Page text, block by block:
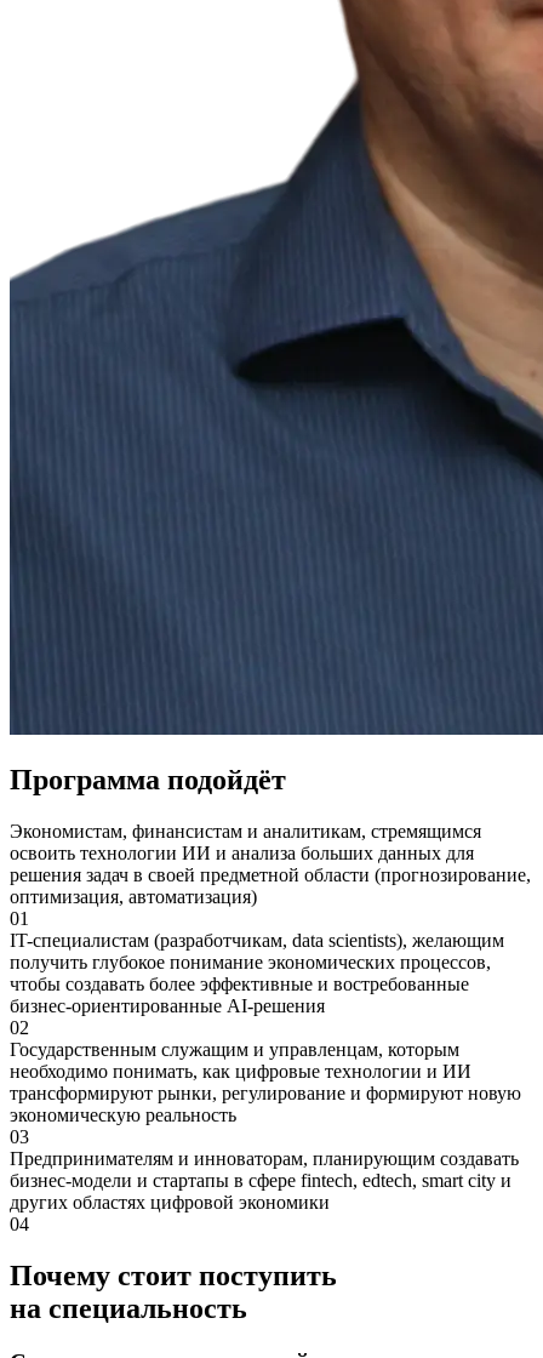
Программа подойдёт
Экономистам, финансистам и аналитикам, стремящимся
освоить технологии ИИ и анализа больших данных для
решения задач в своей предметной области (прогнозирование,
оптимизация, автоматизация)
01
IT-специалистам (разработчикам, data scientists), желающим
получить глубокое понимание экономических процессов,
чтобы создавать более эффективные и востребованные
бизнес-ориентированные AI-решения
02
Государственным служащим и управленцам, которым
необходимо понимать, как цифровые технологии и ИИ
трансформируют рынки, регулирование и формируют новую
экономическую реальность
03
Предпринимателям и инноваторам, планирующим создавать
бизнес-модели и стартапы в сфере fintech, edtech, smart city и
других областях цифровой экономики
04
Почему стоит поступить
на специальность